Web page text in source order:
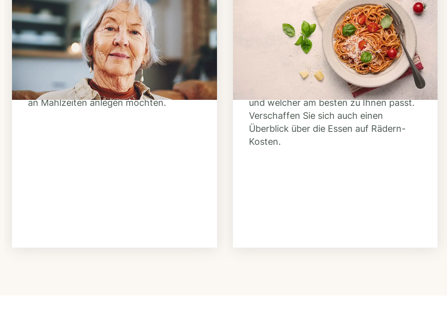
Schritt 1
Klarheit schaffen
Überlegen Sie, ob Ihnen das Essen
täglich verzehrfertig geliefert werden
soll oder Sie sich einen Tiefkühl-Vorrat
an Mahlzeiten anlegen möchten.
Schritt 2
Anbieter finden
Nutzen Sie unsere große Mahlzeiten-
Dienst-Suche, um herauszufinden,
welche Anbieter es in Ihrer Region gibt
und welcher am besten zu Ihnen passt.
Verschaffen Sie sich auch einen
Überblick über die Essen auf Rädern-
Kosten.